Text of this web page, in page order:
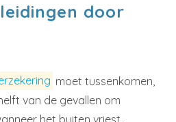
door
moet tussenkomen,
van de gevallen om
het buiten vriest,